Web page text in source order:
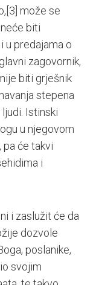
[3] može se
biti
u predajama o
zagovornik,
biti grješnik
stepena
Istinski
u njegovom
će takvi
i
i zaslužit će da
dozvole
poslanike,
svojim